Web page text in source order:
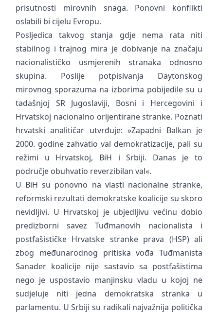
prisutnosti mirovnih snaga. Ponovni konflikti
oslabili bi cijelu Evropu.
Posljedica takvog stanja gdje nema rata niti
stabilnog i trajnog mira je dobivanje na značaju
nacionalističko usmjerenih stranaka odnosno
skupina. Poslije potpisivanja Daytonskog
mirovnog sporazuma na izborima pobijedile su u
tadašnjoj SR Jugoslaviji, Bosni i Hercegovini i
Hrvatskoj nacionalno orijentirane stranke. Poznati
hrvatski analitičar utvrđuje: »Zapadni Balkan je
2000. godine zahvatio val demokratizacije, pali su
režimi u Hrvatskoj, BiH i Srbiji. Danas je to
područje obuhvatio reverzibilan val«.
U BiH su ponovno na vlasti nacionalne stranke,
reformski rezultati demokratske koalicije su skoro
nevidljivi. U Hrvatskoj je ubjedljivu većinu dobio
predizborni savez Tuđmanovih nacionalista i
postfašističke Hrvatske stranke prava (HSP) ali
zbog međunarodnog pritiska vođa Tuđmanista
Sanader koalicije nije sastavio sa postfašistima
nego je uspostavio manjinsku vladu u kojoj ne
sudjeluje niti jedna demokratska stranka u
parlamentu. U Srbiji su radikali najvažnija politička